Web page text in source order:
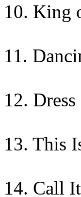
10. King
11.
12.
13. This
14. Call